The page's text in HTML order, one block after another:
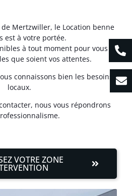
Mertzwiller, le Location benne
est à votre portée.
à tout moment pour vous
que soient vos attentes.
connaissons bien les besoins
locaux.
nous vous répondrons
VOTRE ZONE